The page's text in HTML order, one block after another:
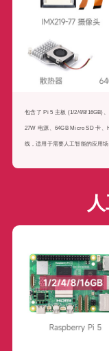
包含了 Pi 5 主板 (1/2/4/8/16GB)
27W 电源、64GB Micro SD 卡
线，适用于需要人工智能的应用